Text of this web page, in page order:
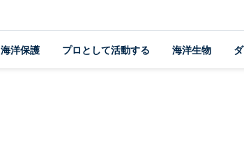
海洋保護 プロとして活動する 海洋生物